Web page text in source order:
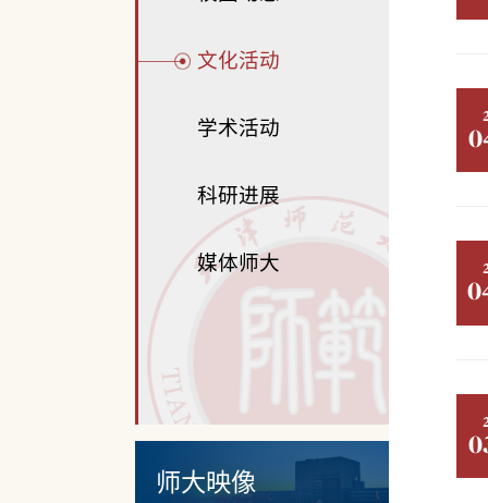
文化活动
学术活动
科研进展
媒体师大
师大映像